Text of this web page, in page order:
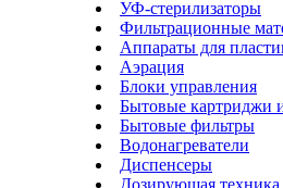
УФ-стерилизаторы
Фильтрационные
Аппараты для
Аэрация
Блоки управления
Бытовые картриджи
Бытовые фильтры
Водонагреватели
Диспенсеры
Дозирующая техника